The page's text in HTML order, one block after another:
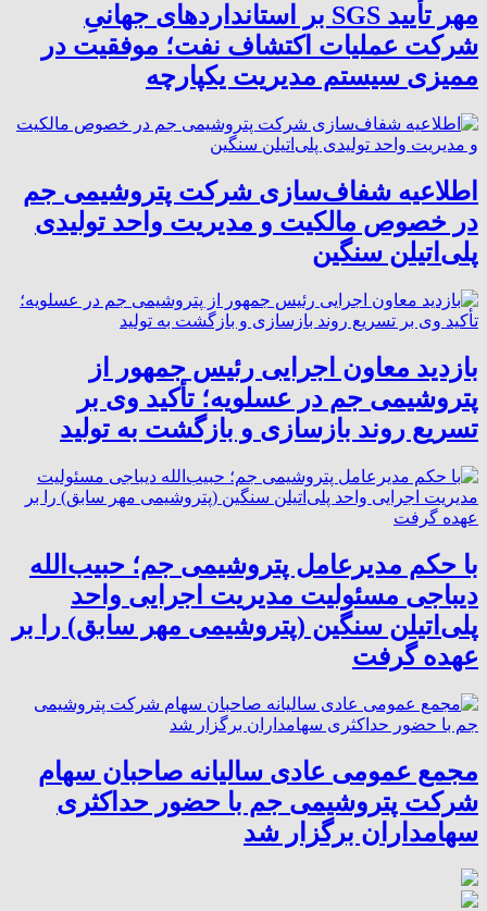
مهر تأیید SGS بر استانداردهای جهانیِ
شرکت عملیات اکتشاف نفت؛ موفقیت در
ممیزی سیستم مدیریت یکپارچه
اطلاعیه شفاف‌سازی شرکت پتروشیمی جم
در خصوص مالکیت و مدیریت واحد تولیدی
پلی‌اتیلن سنگین
بازدید معاون اجرایی رئیس جمهور از
پتروشیمی جم در عسلویه؛ تأکید وی بر
تسریع روند بازسازی و بازگشت به تولید
با حکم مدیرعامل پتروشیمی جم؛ حبیب‌الله
دیباجی مسئولیت مدیریت اجرایی واحد
پلی‌اتیلن سنگین (پتروشیمی مهر سابق) را بر
عهده گرفت
مجمع عمومی عادی سالیانه صاحبان سهام
شرکت پتروشیمی جم با حضور حداکثری
سهامداران برگزار شد